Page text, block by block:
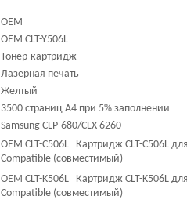
OEM
OEM CLT-Y506L
Тонер-картридж
Лазерная печать
Желтый
3500 страниц A4 при 5% заполнении
Samsung CLP-680/CLX-6260
OEM CLT-C506L Картридж CLT-C506L
Compatible (совместимый)
OEM CLT-K506L Картридж CLT-K506L
Compatible (совместимый)